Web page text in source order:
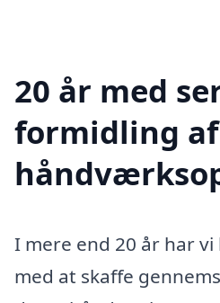
20 år med
formidling
I mere end 20 år har
med at skaffe